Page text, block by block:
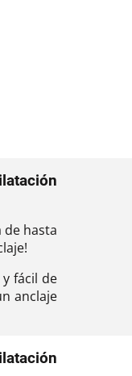
de hasta
fácil de
anclaje